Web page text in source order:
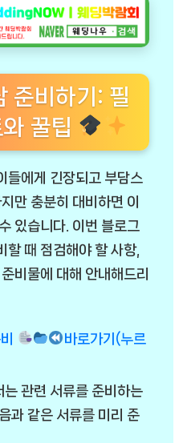
준비하기: 필
꿀팁
들에게 긴장되고 부담스
만 충분히 대비하면 이
있습니다. 이번 블로그
할 때 점검해야 할 사항,
비물에 대해 안내해드리
바로가기(누르
관련 서류를 준비하는
과 같은 서류를 미리 준